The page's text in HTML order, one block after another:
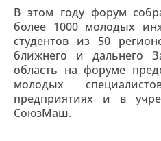
В этом году форум
более 1000 молодых
студентов из 50
ближнего и дальнего
область на форуме
молодых
предприятиях и в
СоюзМаш.